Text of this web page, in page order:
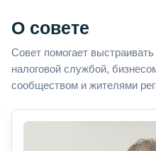
О совете
Совет помогает
налоговой службой,
сообществом и жителями